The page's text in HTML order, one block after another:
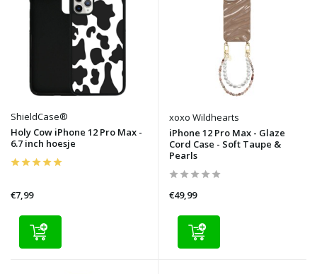
ShieldCase®
Holy Cow iPhone 12 Pro Max -
6.7 inch hoesje
€7,99
xoxo Wildhearts
iPhone 12 Pro Max - Glaze
Cord Case - Soft Taupe &
Pearls
€49,99